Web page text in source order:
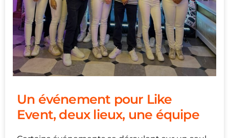
Un événement pour Like
Event, deux lieux, une équipe